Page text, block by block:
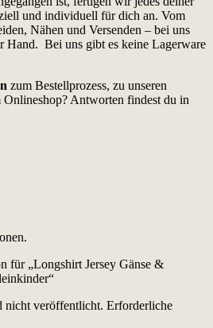
und individuell für dich an. Vom
Nähen und Versenden – bei uns
Hand. Bei uns gibt es keine Lagerware
zum Bestellprozess, zu unseren
Onlineshop? Antworten findest du in
für „Longshirt Jersey Gänse &
nicht veröffentlicht. Erforderliche